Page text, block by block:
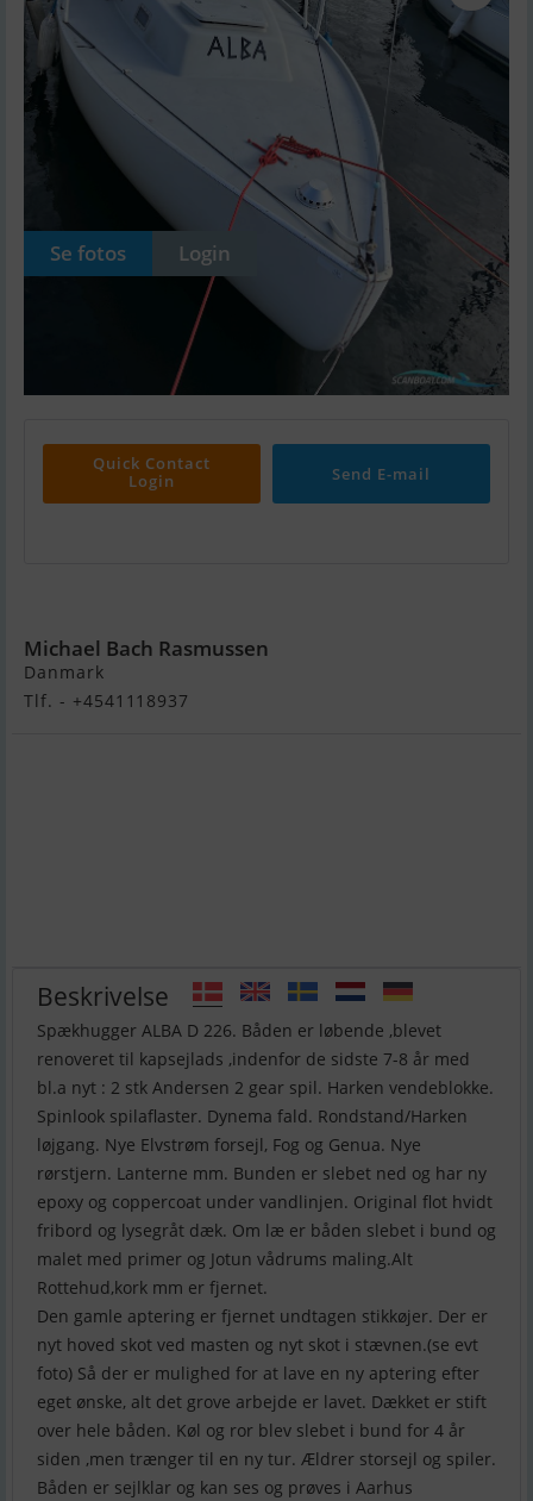
Se fotos Login
Quick Contact
Login
Send E-mail
Michael Bach Rasmussen
Danmark
Tlf. - +4541118937
Beskrivelse
Spækhugger ALBA D 226. Båden er løbende ,blevet
renoveret til kapsejlads ,indenfor de sidste 7-8 år med
bl.a nyt : 2 stk Andersen 2 gear spil. Harken vendeblokke.
Spinlook spilaflaster. Dynema fald. Rondstand/Harken
løjgang. Nye Elvstrøm forsejl, Fog og Genua. Nye
rørstjern. Lanterne mm. Bunden er slebet ned og har ny
epoxy og coppercoat under vandlinjen. Original flot hvidt
fribord og lysegråt dæk. Om læ er båden slebet i bund og
malet med primer og Jotun vådrums maling.Alt
Rottehud,kork mm er fjernet.
Den gamle aptering er fjernet undtagen stikkøjer. Der er
nyt hoved skot ved masten og nyt skot i stævnen.(se evt
foto) Så der er mulighed for at lave en ny aptering efter
eget ønske, alt det grove arbejde er lavet. Dækket er stift
over hele båden. Køl og ror blev slebet i bund for 4 år
siden ,men trænger til en ny tur. Ældrer storsejl og spiler.
Båden er sejlklar og kan ses og prøves i Aarhus